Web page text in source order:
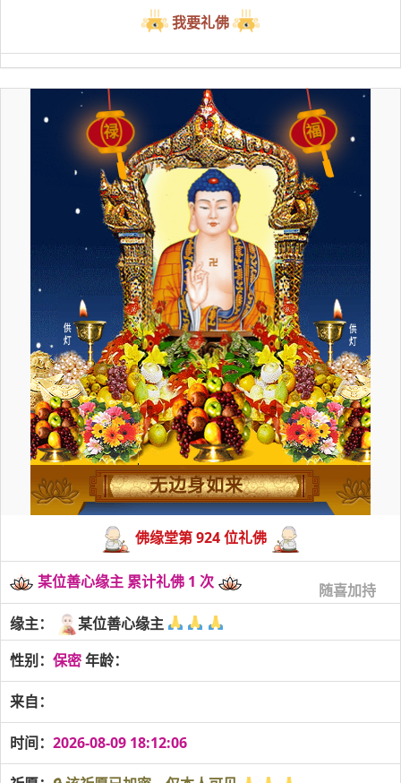
我要礼佛
福
禄
无边身如来
佛缘堂第 924 位礼佛
某位善心缘主 累计礼佛 1 次 随喜加持
缘主：
某位善心缘主
性别： 保密年龄：
来自：
时间： 2026-08-09 18:12:06